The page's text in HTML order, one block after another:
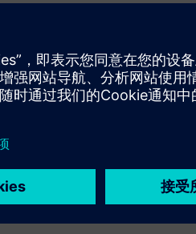
Xcelerator 上转售/联合销售软件
产品/解决方案提供服务
/解决方案的部署、集成、操作或维